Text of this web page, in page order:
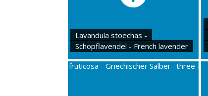
Lavandula stoechas -
Schopflavendel - French lavender